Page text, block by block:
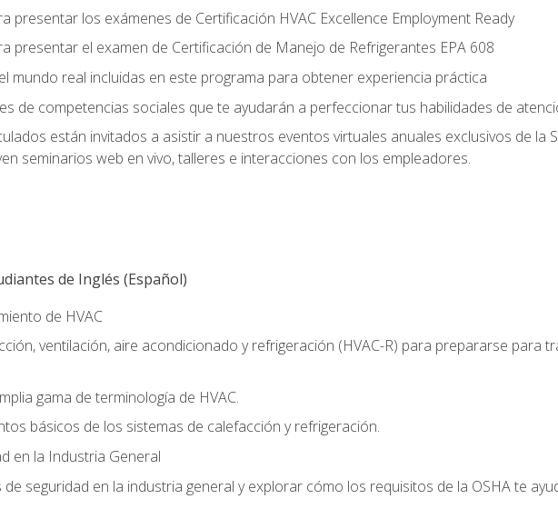
presentar los exámenes de Certificación HVAC Excellence Employment Ready
presentar el examen de Certificación de Manejo de Refrigerantes EPA 608
mundo real incluidas en este programa para obtener experiencia práctica
de competencias sociales que te ayudarán a perfeccionar tus habilidades de
están invitados a asistir a nuestros eventos virtuales anuales exclusivos de la
seminarios web en vivo, talleres e interacciones con los empleadores.
de Inglés (Español)
de HVAC
ventilación, aire acondicionado y refrigeración (HVAC-R) para prepararse para
gama de terminología de HVAC.
básicos de los sistemas de calefacción y refrigeración.
en la Industria General
seguridad en la industria general y explorar cómo los requisitos de la OSHA te